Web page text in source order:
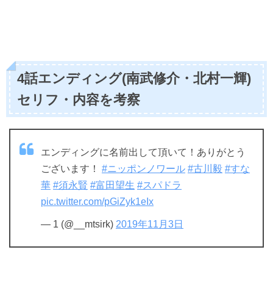
4話エンディング(南武修介・北村一輝)
セリフ・内容を考察
エンディングに名前出して頂いて！ありがとう
ございます！ #ニッポンノワール #古川毅 #すな
華 #須永賢 #富田望生 #スパドラ
pic.twitter.com/pGiZyk1eIx
— 1 (@__mtsirk) 2019年11月3日